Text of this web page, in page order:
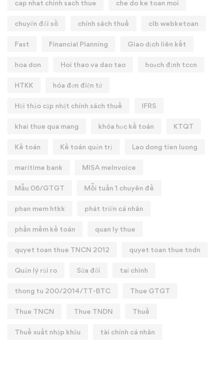
cap nhat chinh sach thue che do ke toan moi
chuyển đổi số chính sách thuế clb webketoan
Fast Financial Planning Giao dịch liên kết
hoa don Hoi thao va dao tao hoạch định tccn
HTKK hóa đơn điện tử
Hội thảo cập nhật chính sách thuế IFRS
khai thue qua mang khóa học kế toán KTQT
Kế toán Kế toán quản trị Lao dong tien luong
maritime bank MISA meInvoice
Mẫu 06/GTGT Mỗi tuần 1 chuyên đề
phan mem htkk phát triển cá nhân
phần mềm kế toán quan ly thue
quyet toan thue TNCN 2012 quyet toan thue tndn
Quản lý rủi ro Sửa đổi tai chinh
thong tu 200/2014/TT-BTC Thue GTGT
Thue TNCN Thue TNDN Thuế
Thuế xuất nhập khẩu tài chính cá nhân